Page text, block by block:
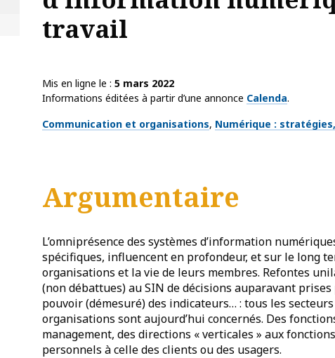
travail
Mis en ligne le
5 mars 2022
Informations éditées à partir d’une annonce Calenda.
Thématiques
Communication et organisations Numérique :
Argumentaire
L’omniprésence des systèmes d’information
spécifiques, influencent en profondeur, et sur le long
organisations et la vie de leurs membres. Refontes
(non débattues) au SIN de décisions auparavant
pouvoir (démesuré) des indicateurs… : tous les
organisations sont aujourd’hui concernés. Des
management, des directions « verticales » aux
personnels à celle des clients ou des usagers.